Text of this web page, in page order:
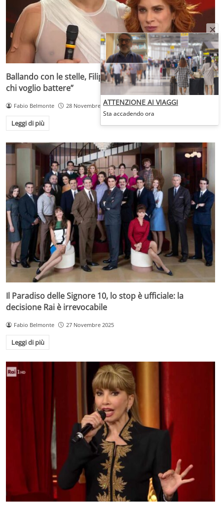
Ballando con le stelle, Filippo Magnini agguerrito: “Ecco
chi voglio battere”
Fabio Belmonte 28 Novembre 2025
Leggi di più
Il Paradiso delle Signore 10, lo stop è ufficiale: la
decisione Rai è irrevocabile
Fabio Belmonte 27 Novembre 2025
Leggi di più
ATTENZIONE AI VIAGGI
Sta accadendo ora